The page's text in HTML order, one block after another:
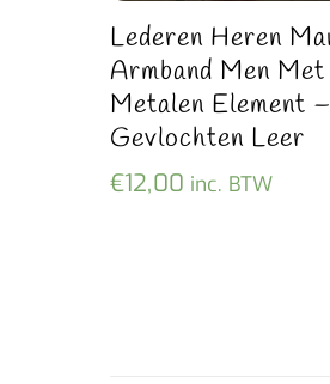
Lederen Heren
Armband Men
Metalen Element –
Gevlochten Leer
€12,00 inc. BTW